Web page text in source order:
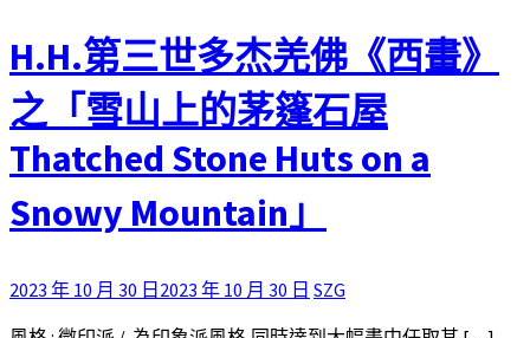
H.H.第三世多杰羌佛《西畫》
之「雪山上的茅篷石屋
Thatched Stone Huts on a
Snowy Mountain」
2023 年 10 月 30 日 2023 年 10 月 30 日 SZG